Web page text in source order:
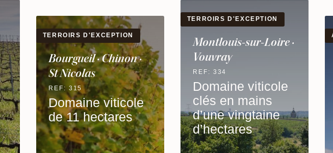
TERROIRS D'EXCEPTION
Montlouis-sur-Loire ·
Vouvray
REF: 334
Domaine viticole
clés en mains
d’une vingtaine
d’hectares
Muscadet · Pays
Nantais
REF: 239
Domaine viticole
de 9 hectares
avec DCG
Clisson